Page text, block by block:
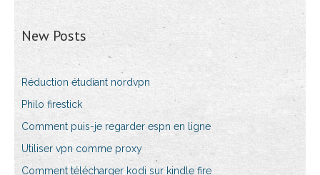
New Posts
Réduction étudiant nordvpn
Philo firestick
Comment puis-je regarder espn en ligne
Utiliser vpn comme proxy
Comment télécharger kodi sur kindle fire